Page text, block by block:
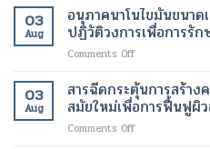
ของ
ผู้
ป่วย
ที่
กระจ่าง
ดี
ขึ้น
ใหม่
เพื่อ
การ
ปรับ
ร่าง
และ
บำบัด
ด้วย
เซลล์
ต้น
ฟื้นฟู
เนื้อเยื่อ
03
Aug
อนุภาคนาโนไขมันขนาด
ปฏิวัติวงการเพื่อการรัก
Comments Offon
นาโน
ไข
มัน
ขนาด
03
Aug
สารฉีดกระตุ้นการสร้าง
สมัยใหม่เพื่อการฟื้นฟูผิ
Comments Offon